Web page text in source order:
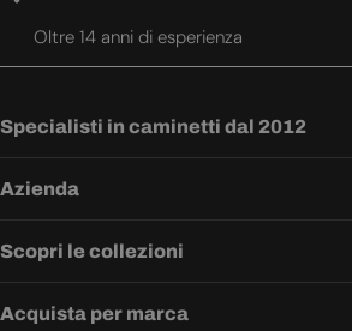
Oltre 14 anni di esperienza
Specialisti in caminetti dal 2012
Azienda
Scopri le collezioni
Acquista per marca